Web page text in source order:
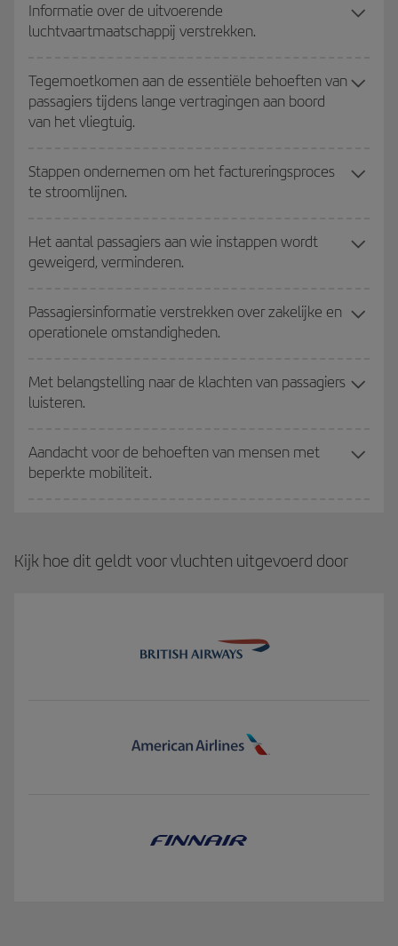
Informatie over de uitvoerende
luchtvaartmaatschappij verstrekken.
Tegemoetkomen aan de essentiële behoeften van
passagiers tijdens lange vertragingen aan boord
van het vliegtuig.
Stappen ondernemen om het factureringsproces
te stroomlijnen.
Het aantal passagiers aan wie instappen wordt
geweigerd, verminderen.
Passagiersinformatie verstrekken over zakelijke en
operationele omstandigheden.
Met belangstelling naar de klachten van passagiers
luisteren.
Aandacht voor de behoeften van mensen met
beperkte mobiliteit.
Kijk hoe dit geldt voor vluchten uitgevoerd door